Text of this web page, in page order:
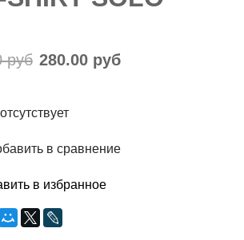
руб 280.00 руб
в сравнение
в избранное